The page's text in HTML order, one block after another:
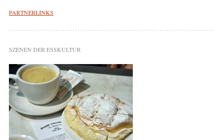
PARTNERLINKS
SZENEN DER ESSKULTUR